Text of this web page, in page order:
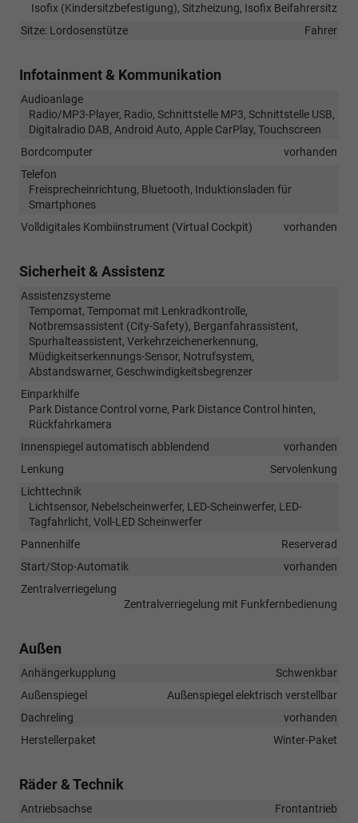
Isofix (Kindersitzbefestigung), Sitzheizung, Isofix Beifahrersitz
Sitze: Lordosenstütze
Fahrer
Infotainment & Kommunikation
Audioanlage
Radio/MP3-Player, Radio, Schnittstelle MP3, Schnittstelle USB,
Digitalradio DAB, Android Auto, Apple CarPlay, Touchscreen
Bordcomputer
vorhanden
Telefon
Freisprecheinrichtung, Bluetooth, Induktionsladen für
Smartphones
Volldigitales Kombiinstrument (Virtual Cockpit)
vorhanden
Sicherheit & Assistenz
Assistenzsysteme
Tempomat, Tempomat mit Lenkradkontrolle,
Notbremsassistent (City-Safety), Berganfahrassistent,
Spurhalteassistent, Verkehrzeichenerkennung,
Müdigkeitserkennungs-Sensor, Notrufsystem,
Abstandswarner, Geschwindigkeitsbegrenzer
Einparkhilfe
Park Distance Control vorne, Park Distance Control hinten,
Rückfahrkamera
Innenspiegel automatisch abblendend
vorhanden
Lenkung
Servolenkung
Lichttechnik
Lichtsensor, Nebelscheinwerfer, LED-Scheinwerfer, LED-
Tagfahrlicht, Voll-LED Scheinwerfer
Pannenhilfe
Reserverad
Start/Stop-Automatik
vorhanden
Zentralverriegelung
Zentralverriegelung mit Funkfernbedienung
Außen
Anhängerkupplung
Schwenkbar
Außenspiegel
Außenspiegel elektrisch verstellbar
Dachreling
vorhanden
Herstellerpaket
Winter-Paket
Räder & Technik
Antriebsachse
Frontantrieb